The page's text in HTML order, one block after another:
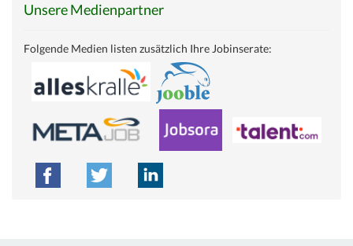
Unsere Medienpartner
Folgende Medien listen zusätzlich Ihre Jobinserate: